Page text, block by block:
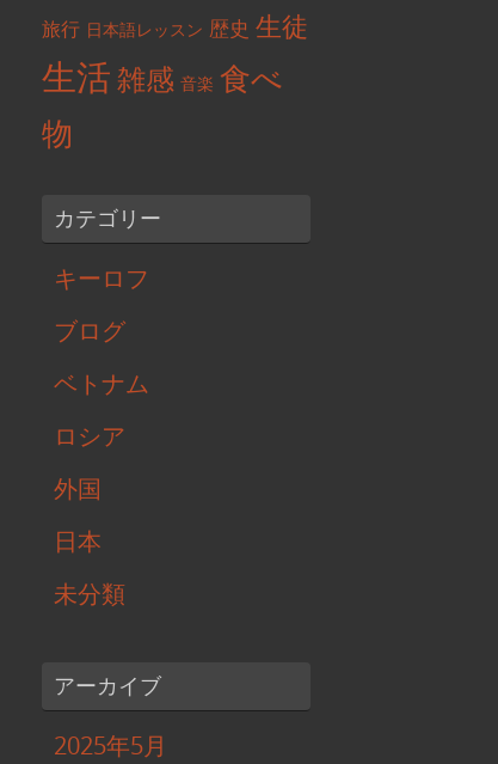
旅行 日本語レッスン 歴史 生徒
生活雑感 音楽 食べ
物
カテゴリー
キーロフ
ブログ
ベトナム
ロシア
外国
日本
未分類
アーカイブ
2025年5月